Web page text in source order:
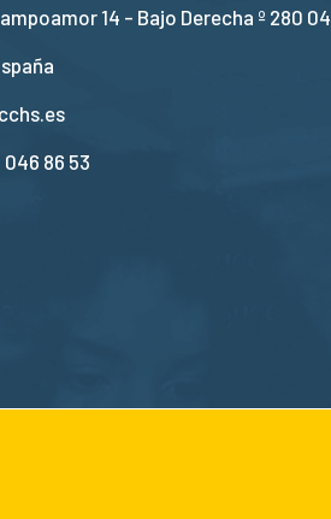
14 - Bajo Derecha º 280 04
046 86 53